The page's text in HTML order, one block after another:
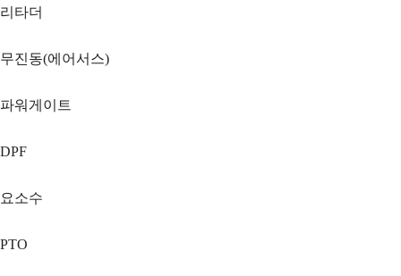
리타더
무진동(에어서스)
파워게이트
DPF
요소수
PTO